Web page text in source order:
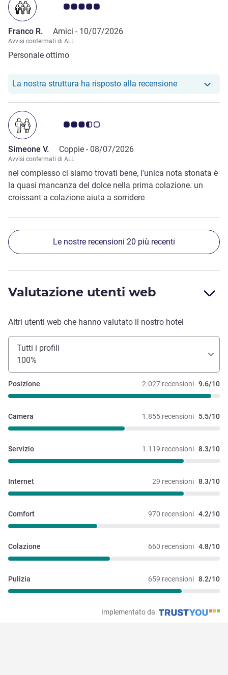
Giudizio clienti 5.0/5
Franco R. Amici - 10/07/2026
Avvisi confermati di ALL
Personale ottimo
La nostra struttura ha risposto alla recensioneIl nostro hotel
Giudizio clienti 3.5/5
Simeone V. Coppie - 08/07/2026
Avvisi confermati di ALL
nel complesso ci siamo trovati bene, l'unica nota stonata è
la quasi mancanza del dolce nella prima colazione. un
croissant a colazione aiuta a sorridere
Le nostre recensioni 20 più recenti
Valutazione utenti web
Altri utenti web che hanno valutato il nostro hotel
Tutti i profili
100%
2.027 recensioni 9.6/10
Posizione
1.855 recensioni 5.5/10
Camera
1.119 recensioni 8.3/10
Servizio
29 recensioni 8.3/10
Internet
970 recensioni 4.2/10
Comfort
660 recensioni 4.8/10
Colazione
659 recensioni 8.2/10
Pulizia
Implementato da